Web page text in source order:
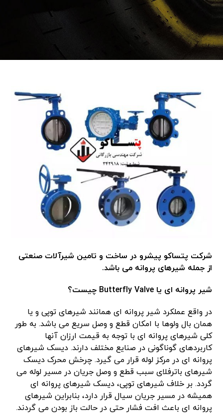
شرکت پتساکو پیشرو در ساخت و تامین شیرآلات صنعتی
از جمله شیرهای پروانه می باشد.
شیر پروانه ای یا Butterfly Valve چیست؟
در واقع عملکرد شیر پروانه ای همانند شیرهای توپی و یا
همان بال ولوها با امکان قطع و وصل سریع می باشد. به طور
کلی شیرهای پروانه ای با توجه به قیمت ارزان آنها
کاربردهای گوناگونی در صنایع مختلف دارند. دیسک شیرهای
پروانه ای در مرکز لوله قرار می گیرد. چرخش محرک دیسک
شیرهای باترفلای سبب قطع و وصل جریان در مسیر لوله می
گردد. بر خلاف شیرهای توپی، دیسک شیرهای پروانه ای
همیشه در مسیر جریان سیال قرار دارد، بنابراین شیرهای
پروانه ای باعث افت فشار حتی در حالت باز بودن می گردند.